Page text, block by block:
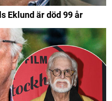
Eklund är död 99 år